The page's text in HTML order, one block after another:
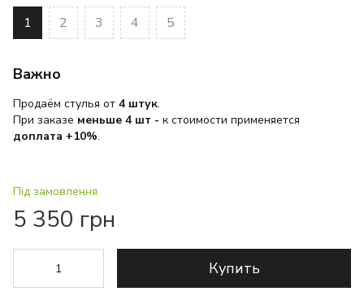
1 2 3 4 5
Важно
Продаём стулья от 4 штук.
При заказе меньше 4 шт - к стоимости применяется
доплата +10%.
Під замовлення
5 350 грн
Купить